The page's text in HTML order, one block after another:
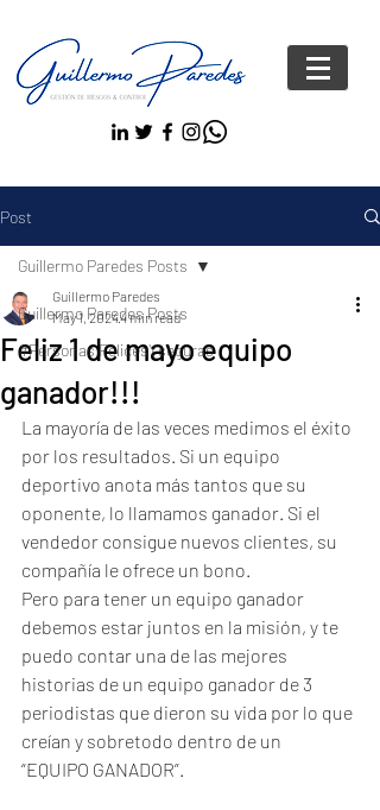
Post
Guillermo Paredes Posts
#Personas FelicesYseguras
Guillermo Paredes Posts
Feliz 1 de mayo equipo
ganador!!!
Guillermo Paredes
May 1, 20244 min read
La mayoría de las veces medimos el éxito
por los resultados. Si un equipo
deportivo anota más tantos que su
oponente, lo llamamos ganador. Si el
vendedor consigue nuevos clientes, su
compañía le ofrece un bono.
Pero para tener un equipo ganador
debemos estar juntos en la misión, y te
puedo contar una de las mejores
historias de un equipo ganador de 3
periodistas que dieron su vida por lo que
creían y sobretodo dentro de un
“EQUIPO GANADOR”.